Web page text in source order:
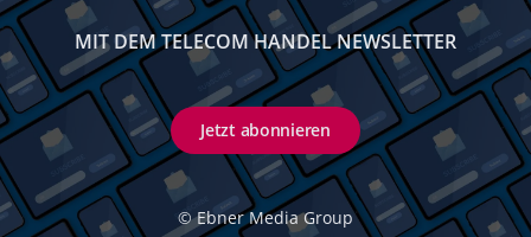
MIT DEM TELECOM HANDEL NEWSLETTER
Jetzt abonnieren
© Ebner Media Group